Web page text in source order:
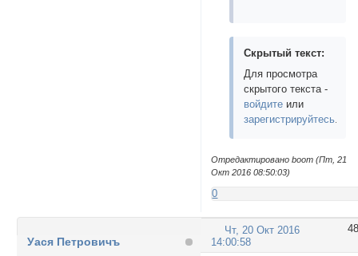
Скрытый текст:
Для просмотра
скрытого текста -
войдите или
зарегистрируйтесь.
Отредактировано boom (Пт, 21
Окт 2016 08:50:03)
0
48
Чт, 20 Окт 2016
14:00:58
Уася Петровичъ